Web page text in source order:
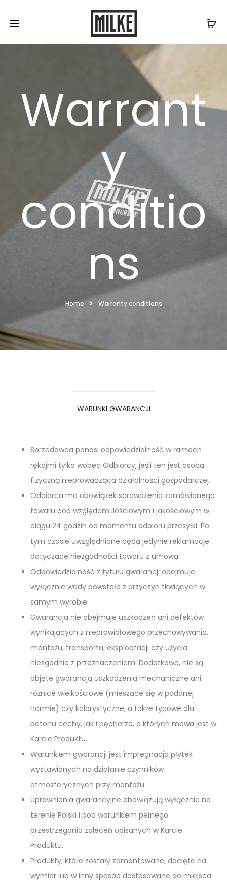
Contact us:577 507 300
Warrant
y
conditio
ns
Home Warranty conditions
WARUNKI GWARANCJI
Sprzedawca ponosi odpowiedzialność w ramach
rękojmi tylko wobec Odbiorcy, jeśli ten jest osobą
fizyczną nieprowadzącą działalności gospodarczej.
Odbiorca ma obowiązek sprawdzenia zamówionego
towaru pod względem ilościowym i jakościowym w
ciągu 24 godzin od momentu odbioru przesyłki. Po
tym czasie uwzględniane będą jedynie reklamacje
dotyczące niezgodności towaru z umową.
Odpowiedzialność z tytułu gwarancji obejmuje
wyłącznie wady powstałe z przyczyn tkwiących w
samym wyrobie.
Gwarancja nie obejmuje uszkodzeń ani defektów
wynikających z nieprawidłowego przechowywania,
montażu, transportu, eksploatacji czy użycia
niezgodnie z przeznaczeniem. Dodatkowo, nie są
objęte gwarancją uszkodzenia mechaniczne ani
różnice wielkościowe (mieszące się w podanej
normie) czy kolorystyczne, a także typowe dla
betonu cechy, jak i pęcherze, o których mowa jest w
Karcie Produktu.
Warunkiem gwarancji jest impregnacja płytek
wystawionych na działanie czynników
atmosferycznych przy montażu.
Uprawnienia gwarancyjne obowiązują wyłącznie na
terenie Polski i pod warunkiem pełnego
przestrzegania zaleceń opisanych w Karcie
Produktu.
Produkty, które zostały zamontowane, docięte na
wymiar lub w inny sposób dostosowane do miejsca